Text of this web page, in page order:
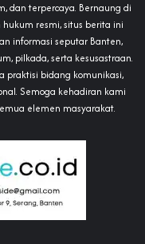
dan terpercaya. Bernaung di
resmi, situs berita ini
informasi seputar Banten,
pilkada, serta kesusastraan.
praktisi bidang komunikasi,
Semoga kehadiran kami
elemen masyarakat.